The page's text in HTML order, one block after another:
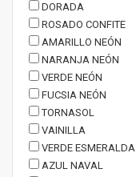
DORADA
ROSADO CONFITE
AMARILLO NEÓN
NARANJA NEÓN
VERDE NEÓN
FUCSIA NEÓN
TORNASOL
VAINILLA
VERDE ESMERALDA
AZUL NAVAL